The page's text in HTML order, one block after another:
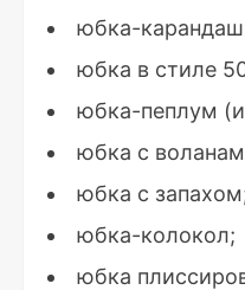
юбка-
юбка в стиле
юбка-пеплум
юбка с
юбка с
юбка-колокол;
юбка